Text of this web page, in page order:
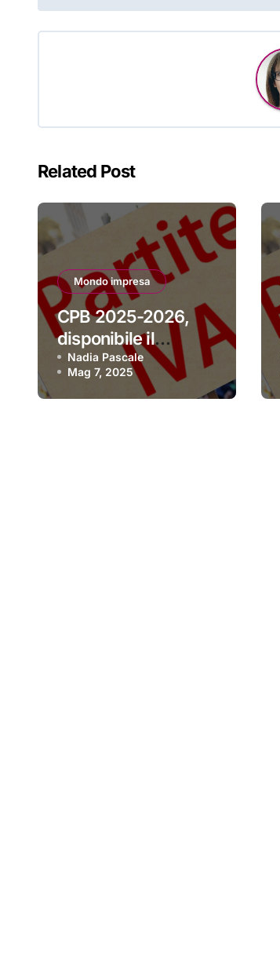
articoli
Related Post
Mondo impresa
CPB 2025-2026,
disponibile il
software per aderire
Nadia Pascale
Mag 7, 2025